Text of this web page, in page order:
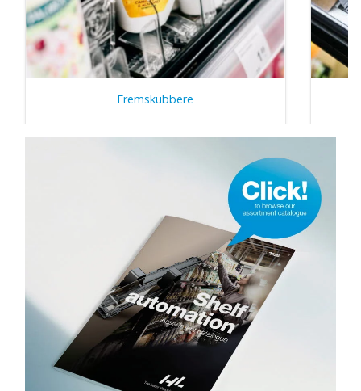
Fremskubbere